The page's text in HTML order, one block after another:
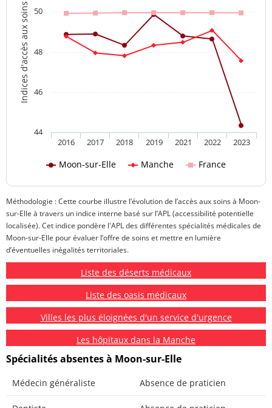
Indices d'accès aux soins
Moon-sur-Elle Manche France
2016 2017 2018 2019 2021 2022 2023
44
46
48
50
Méthodologie : Cette courbe illustre l’évolution de l’accès aux soins à Moon-
sur-Elle à travers un indice interne basé sur l’APL (accessibilité potentielle
localisée). Cet indice pondère l'APL des différentes spécialités médicales de
Moon-sur-Elle pour évaluer l’offre de soins et mettre en lumière
d’éventuelles inégalités territoriales.
Liste des déserts médicaux
Liste des oasis médicaux
Villes les plus éloignées d'un service d'urgence
Les hôpitaux dans la Manche
Spécialités absentes à Moon-sur-Elle
Médecin généraliste Absence de praticien